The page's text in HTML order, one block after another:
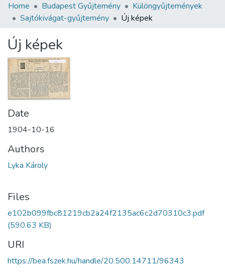
Communities & Collections
Statistics
About us
Home Budapest Gyűjtemény
Különgyűjtemények
Sajtókivágat-gyűjtemény
Új képek
Új képek
Date
1904-10-16
Authors
Lyka Károly
Files
e102b099fbc81219cb2a24f2135ac6c2d70310c3.pdf
(590.63 KB)
URI
https://bea.fszek.hu/handle/20.500.14711/96343